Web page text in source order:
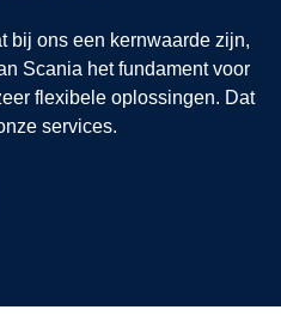
bij ons een kernwaarde zijn,
Scania het fundament voor
flexibele oplossingen. Dat
services.